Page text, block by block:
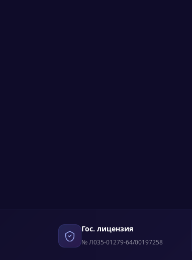
Гос. лицензия
№ Л035-01279-64/00197258